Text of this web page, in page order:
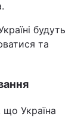
будуть
та
Україна